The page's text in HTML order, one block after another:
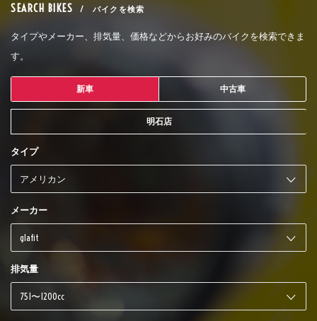
SEARCH BIKES / バイクを検索
タイプやメーカー、排気量、価格などからお好みのバイクを検索できま
す。
新車 中古車
明石店
タイプ
メーカー
排気量